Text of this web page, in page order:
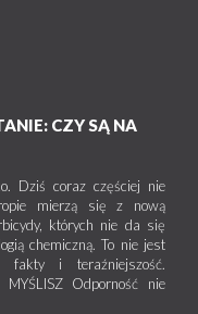
CZY SĄ NA
Dziś coraz częściej nie
mierzą się z nową
których nie da się
chemiczną. To nie jest
fakty i teraźniejszość.
Odporność nie